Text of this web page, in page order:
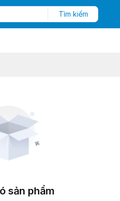
Tìm kiếm
sản phẩm